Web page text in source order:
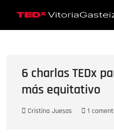
6 charlas TEDx
más equitativo
Cristina Juesas 1